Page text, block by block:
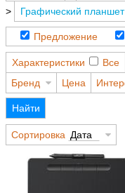
>
Графический планшет
Предложение
Характеристики Все
Бренд
Цена
Найти
Сортировка Дата